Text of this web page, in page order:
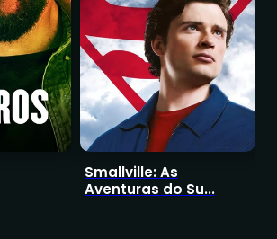
Smallville: As
Aventuras do Su...